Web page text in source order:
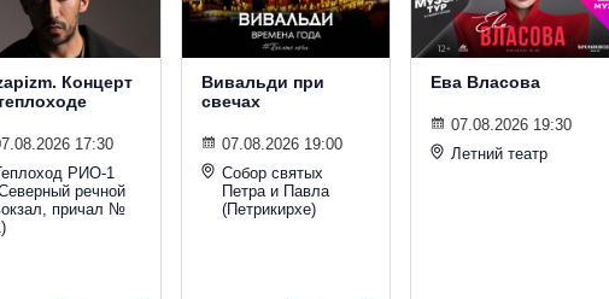
Концерт
17:30
РИО-1
речной
причал №
Вивальди при
свечах
07.08.2026 19:00
Собор святых
Петра и Павла
(Петрикирхе)
Ева Власова
07.08.2026 19:30
Летний театр